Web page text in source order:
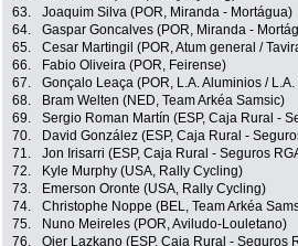
63.
Joaquim Silva (POR, Miranda - Mortágua)
64.
Gaspar Goncalves (POR, Miranda -
65.
Cesar Martingil (POR, Atum general /
66.
Fabio Oliveira (POR, Feirense)
67.
Gonçalo Leaça (POR, L.A. Aluminios / L.A.
68.
Bram Welten (NED, Team Arkéa Samsic)
69.
Sergio Roman Martín (ESP, Caja Rural -
70.
David González (ESP, Caja Rural -
71.
Jon Irisarri (ESP, Caja Rural - Seguros
72.
Kyle Murphy (USA, Rally Cycling)
73.
Emerson Oronte (USA, Rally Cycling)
74.
Christophe Noppe (BEL, Team Arkéa
75.
Nuno Meireles (POR, Aviludo-Louletano)
76.
Oier Lazkano (ESP, Caja Rural - Seguros